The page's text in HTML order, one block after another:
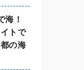
海！
トで
の海